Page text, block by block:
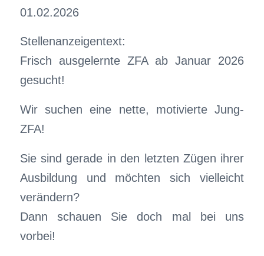
01.02.2026
Stellenanzeigentext:
Frisch ausgelernte ZFA ab Januar 2026
gesucht!
Wir suchen eine nette, motivierte Jung-
ZFA!
Sie sind gerade in den letzten Zügen ihrer
Ausbildung und möchten sich vielleicht
verändern?
Dann schauen Sie doch mal bei uns
vorbei!